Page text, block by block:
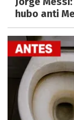
hubo anti